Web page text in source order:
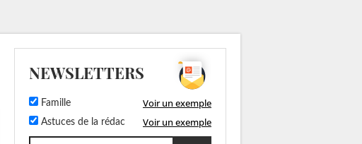
NEWSLETTERS
Famille Voir un exemple
Astuces de la rédac Voir un exemple